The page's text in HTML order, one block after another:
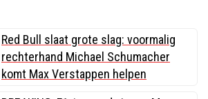
Red Bull slaat grote slag: voormalig
rechterhand Michael Schumacher
komt Max Verstappen helpen